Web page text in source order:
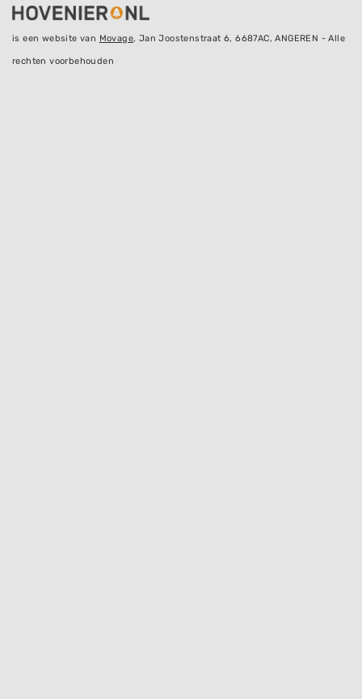
is een website van Movage, Jan Joostenstraat 6, 6687AC, ANGEREN - Alle
rechten voorbehouden